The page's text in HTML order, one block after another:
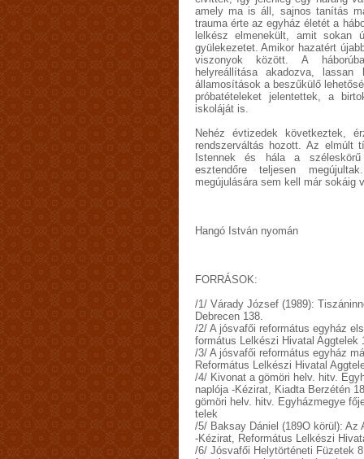
amely ma is áll, sajnos tanítás
trauma érte az egyház életét a
lelkész elmenekült, amit sokan
gyülekezetet. Amikor hazatért
viszonyok között. A
helyreállítása akadozva,
államosítások a beszűkülő
próbatételeket jelentettek, a
iskoláját is.
Nehéz évtizedek következtek,
rendszerváltás hozott. Az elmúlt
Istennek és hála a
esztendőre teljesen
megújulására sem kell már sokáig
Hangó István nyomán
FORRÁSOK:
/1/ Várady József (1989):
Debrecen 138.
/2/ A jósvafői református egyház
formátus Lelkészi Hivatal Aggtelek
/3/ A jósvafői református egyház
Református Lelkészi Hivatal
/4/ Kivonat a gömöri helv. hitv.
naplója -Kézirat, Kiadta Berzétén
gömöri helv. hitv. Egyházmegye
telek
/5/ Baksay Dániel (189O körül):
-Kézirat, Református Lelkészi
/6/ Jósvafői Helytörténeti Füzetek